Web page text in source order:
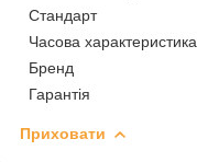
Стандарт
Часова характеристика
Бренд
Гарантія
Приховати